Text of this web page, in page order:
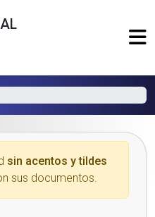
sin acentos y tildes
sus documentos.